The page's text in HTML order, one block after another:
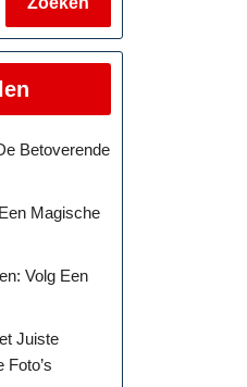
Betoverende
Magische
Volg Een
Juiste